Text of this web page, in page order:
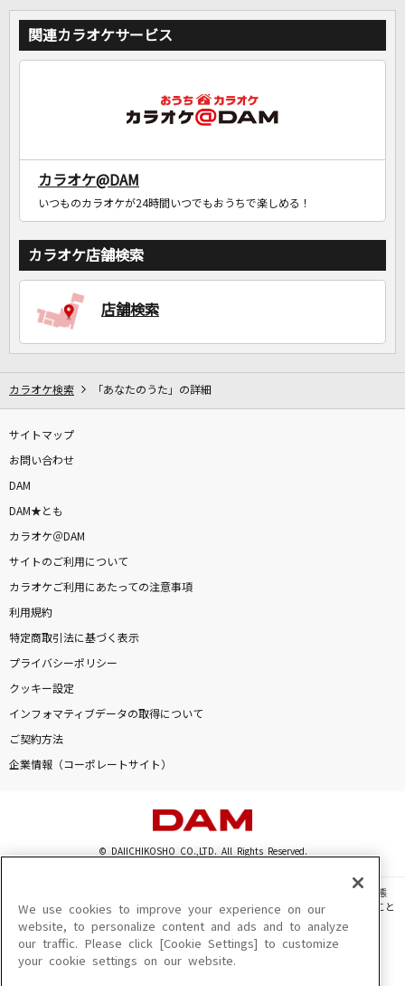
関連カラオケサービス
カラオケ@DAM
いつものカラオケが24時間いつでもおうちで楽しめる！
カラオケ店舗検索
店舗検索
カラオケ検索 「あなたのうた」の詳細
サイトマップ
お問い合わせ
DAM
DAM★とも
カラオケ＠DAM
サイトのご利用について
カラオケご利用にあたっての注意事項
利用規約
特定商取引法に基づく表示
プライバシーポリシー
クッキー設定
インフォマティブデータの取得について
ご契約方法
企業情報（コーポレートサイト）
© DAIICHIKOSHO CO.,LTD. All Rights Reserved.
このサイトに掲載されている一切の文章・画像・写真・動画・音声等を、手段や形態
を問わず、著作権法の定める範囲を超えて無断で複製、転載、ファイル化などすること
を禁じます。
楽曲及びコンテンツは、機種によりご利用いただけない場合があります。
楽曲及びコンテンツの配信日、配信内容が変更になる場合があります。
We use cookies to improve your experience on our
website, to personalize content and ads and to analyze
our traffic. Please click [Cookie Settings] to customize
your cookie settings on our website.